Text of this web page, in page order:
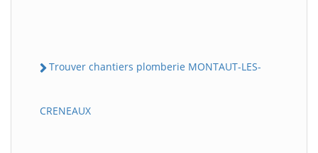
Trouver chantiers plomberie MONTAUT-LES-
CRENEAUX